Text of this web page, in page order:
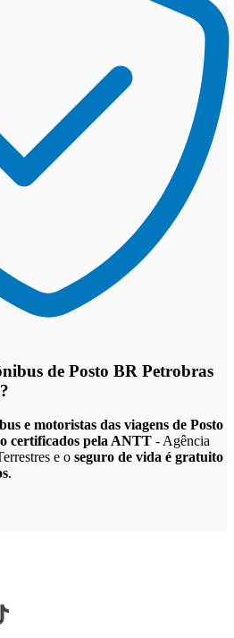
de Posto BR Petrobras
e motoristas das viagens de Posto
certificados pela ANTT - Agência
e o seguro de vida é gratuito
.